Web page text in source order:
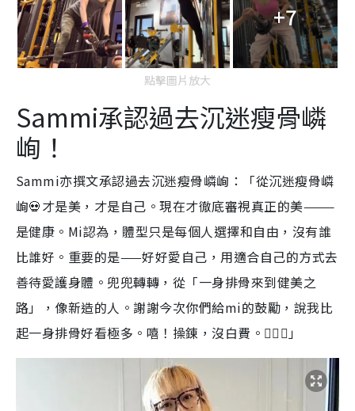
+7
點擊圖片放大
Sammi承認過去沉迷瘦骨嶙
峋！
Sammi亦撰文承認過去沉迷瘦骨嶙峋：「從沉迷瘦骨嶙
峋💀才是美，才是自己。現在才徹底審視真正的美———
是健康。Mi認為，體型只是每個人選擇和自由，沒有誰
比誰好。重要的是——好好愛自己，用適合自己的方式去
善待愛護身體。兜兜轉轉，從「一身排骨來到健美之
路」，像新造的人。謝謝今次你們給mi的鼓勵，說我比
起一身排骨好看極多。嘻！操錬，沒白費。🏋️‍♂️😸」